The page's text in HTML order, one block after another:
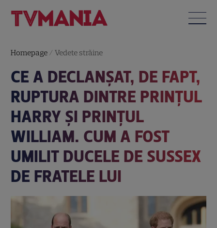
Homepage /Vedete străine
CE A DECLANȘAT, DE FAPT,
RUPTURA DINTRE PRINȚUL
HARRY ȘI PRINȚUL
WILLIAM. CUM A FOST
UMILIT DUCELE DE SUSSEX
DE FRATELE LUI